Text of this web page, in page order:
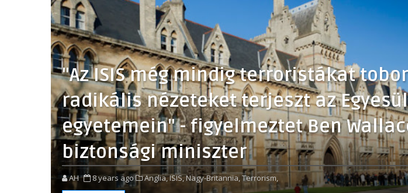
"Az ISIS még mindig terroristákat
radikális nézeteket terjeszt az
egyetemein" - figyelmeztet Ben
biztonsági miniszter
AH 8 years ago Anglia,ISIS,Nagy-Britannia,Terrorism,